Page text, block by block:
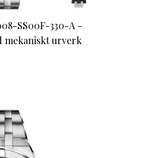
SS00F-330-A -
mekaniskt urverk